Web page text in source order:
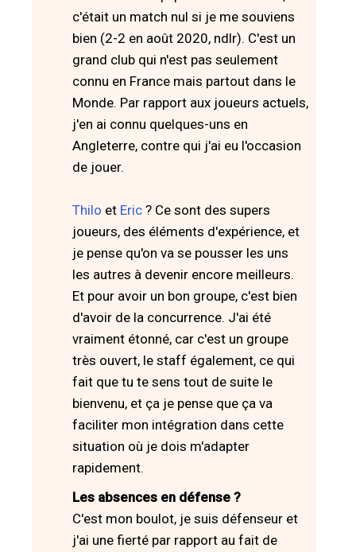
c'était un match nul si je me souviens
bien (2-2 en août 2020, ndlr). C'est un
grand club qui n'est pas seulement
connu en France mais partout dans le
Monde. Par rapport aux joueurs actuels,
j'en ai connu quelques-uns en
Angleterre, contre qui j'ai eu l'occasion
de jouer.
Thilo et Eric ? Ce sont des supers
joueurs, des éléments d'expérience, et
je pense qu'on va se pousser les uns
les autres à devenir encore meilleurs.
Et pour avoir un bon groupe, c'est bien
d'avoir de la concurrence. J'ai été
vraiment étonné, car c'est un groupe
très ouvert, le staff également, ce qui
fait que tu te sens tout de suite le
bienvenu, et ça je pense que ça va
faciliter mon intégration dans cette
situation où je dois m'adapter
rapidement.
Les absences en défense ?
C'est mon boulot, je suis défenseur et
j'ai une fierté par rapport au fait de